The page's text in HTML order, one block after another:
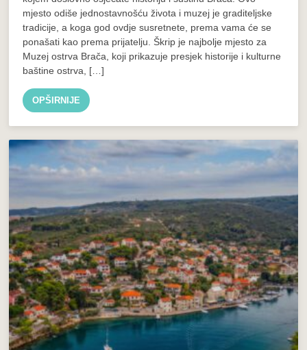
mjesto odiše jednostavnošću života i muzej je graditeljske
tradicije, a koga god ovdje susretnete, prema vama će se
ponašati kao prema prijatelju. Škrip je najbolje mjesto za
Muzej ostrva Brača, koji prikazuje presjek historije i kulturne
baštine ostrva, […]
OPŠIRNIJE